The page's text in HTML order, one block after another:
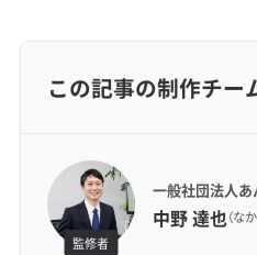
この記事の制作チー
監修者
一般社団法人
中野 達也（な